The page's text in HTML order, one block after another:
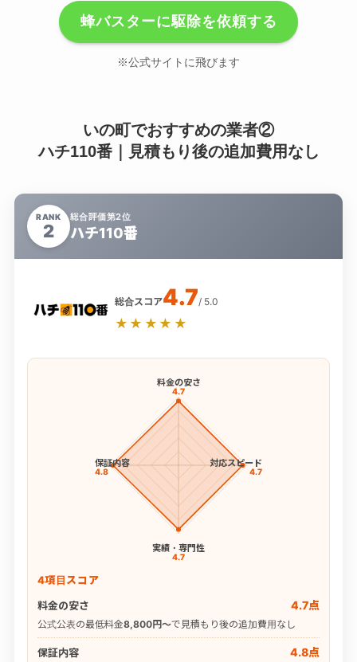
蜂バスターに駆除を依頼する
※公式サイトに飛びます
いの町でおすすめの業者②
ハチ110番｜見積もり後の追加費用なし
RANK
2
総合評価第2位
ハチ110番
総合スコア4.7/ 5.0
★★★★★
料金の安さ
4.7
対応スピード
4.7
実績・専門性
4.7
保証内容
4.8
4項目スコア
料金の安さ
4.7点
公式公表の最低料金8,800円〜で見積もり後の追加費用なし
保証内容 4.8点